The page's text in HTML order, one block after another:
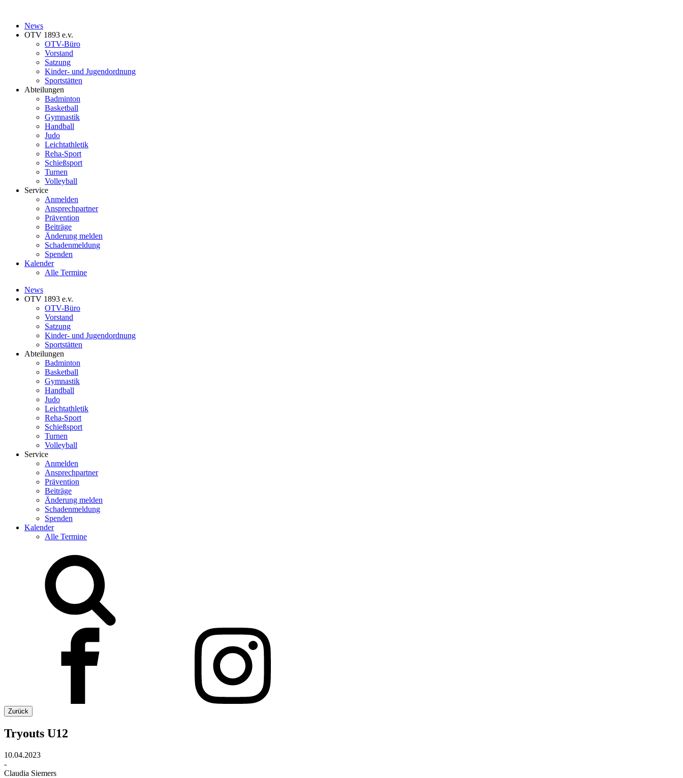
News
OTV 1893 e.v.
OTV-Büro
Vorstand
Satzung
Kinder- und Jugendordnung
Sportstätten
Abteilungen
Badminton
Basketball
Gymnastik
Handball
Judo
Leichtathletik
Reha-Sport
Schießsport
Turnen
Volleyball
Service
Anmelden
Ansprechpartner
Prävention
Beiträge
Änderung melden
Schadenmeldung
Spenden
Kalender
Alle Termine
News
OTV 1893 e.v.
OTV-Büro
Vorstand
Satzung
Kinder- und Jugendordnung
Sportstätten
Abteilungen
Badminton
Basketball
Gymnastik
Handball
Judo
Leichtathletik
Reha-Sport
Schießsport
Turnen
Volleyball
Service
Anmelden
Ansprechpartner
Prävention
Beiträge
Änderung melden
Schadenmeldung
Spenden
Kalender
Alle Termine
Zurück
Tryouts U12
10.04.2023
-
Claudia Siemers